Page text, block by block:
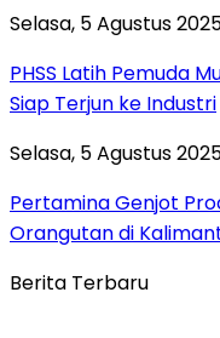
Selasa, 5 Agustus
PHSS Latih Pemuda
Siap Terjun ke Industri
Selasa, 5 Agustus
Pertamina Genjot
Orangutan di
Berita Terbaru